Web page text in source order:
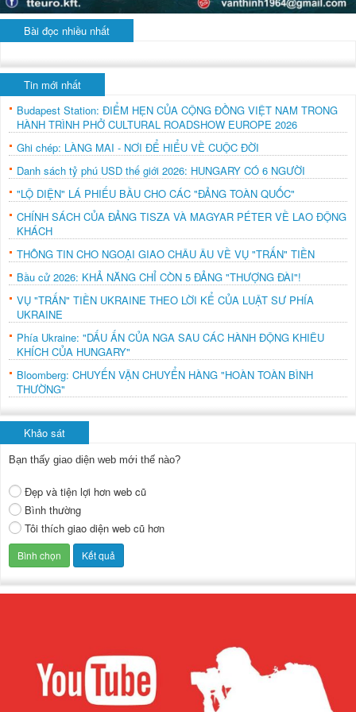
Bài đọc nhiều nhất
Tin mới nhất
Budapest Station: ĐIỂM HẸN CỦA CỘNG ĐỒNG VIỆT NAM TRONG
HÀNH TRÌNH PHỞ CULTURAL ROADSHOW EUROPE 2026
Ghi chép: LÀNG MAI - NƠI ĐỂ HIỂU VỀ CUỘC ĐỜI
Danh sách tỷ phú USD thế giới 2026: HUNGARY CÓ 6 NGƯỜI
"LỘ DIỆN" LÁ PHIẾU BẦU CHO CÁC "ĐẢNG TOÀN QUỐC"
CHÍNH SÁCH CỦA ĐẢNG TISZA VÀ MAGYAR PÉTER VỀ LAO ĐỘNG
KHÁCH
THÔNG TIN CHO NGOẠI GIAO CHÂU ÂU VỀ VỤ "TRẤN" TIỀN
Bầu cử 2026: KHẢ NĂNG CHỈ CÒN 5 ĐẢNG "THƯỢNG ĐÀI"!
VỤ "TRẤN" TIỀN UKRAINE THEO LỜI KỂ CỦA LUẬT SƯ PHÍA
UKRAINE
Phía Ukraine: "DẤU ẤN CỦA NGA SAU CÁC HÀNH ĐỘNG KHIÊU
KHÍCH CỦA HUNGARY"
Bloomberg: CHUYẾN VẬN CHUYỂN HÀNG "HOÀN TOÀN BÌNH
THƯỜNG"
Khảo sát
Bạn thấy giao diện web mới thế nào?
Đẹp và tiện lợi hơn web cũ
Bình thường
Tôi thích giao diện web cũ hơn